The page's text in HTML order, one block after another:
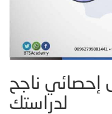
إحصائي ناجح
لدراستك